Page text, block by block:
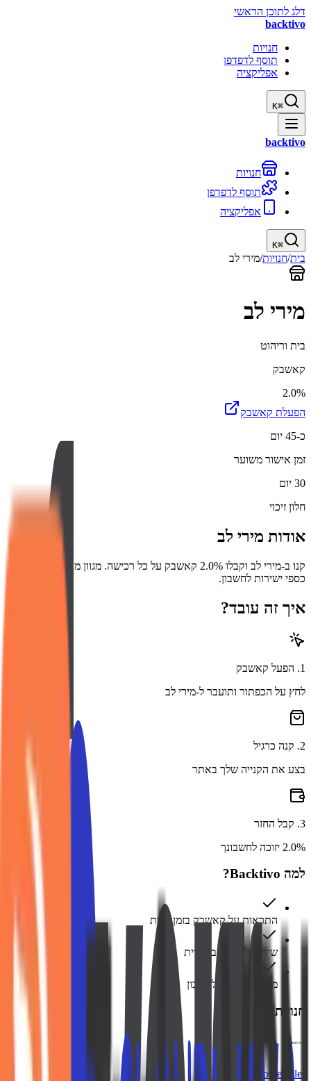
דלג לתוכן הראשי
backtivo
חנויות
תוסף לדפדפן
אפליקציה
⌘
K
backtivo
חנויות
תוסף לדפדפן
אפליקציה
⌘
K
בית/חנויות/מירי לב
מירי לב
בית וריהוט
קאשבק
2.0%
הפעלת קאשבק
כ-45 יום
זמן אישור משוער
30 יום
חלון זיכוי
אודות מירי לב
קנו ב-מירי לב וקבלו 2.0% קאשבק על כל רכישה. מגוון מוצרים עם החזר
כספי ישירות לחשבון.
איך זה עובד?
1
. הפעל קאשבק
לחץ על הכפתור ותועבר ל-מירי לב
2
. קנה כרגיל
בצע את הקנייה שלך באתר
3
. קבל החזר
2.0% יזוכה לחשבונך
למה Backtivo?
התראות על קאשבק בזמן אמת
שירות לקוחות בעברית
משיכה מהירה לחשבון
חנויות דומות
Homestyler